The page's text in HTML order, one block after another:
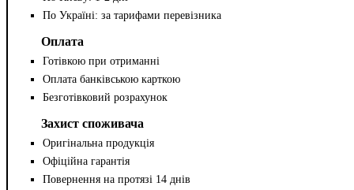
По Україні: за тарифами перевізника
Оплата
Готівкою при отриманні
Оплата банківською карткою
Безготівковий розрахунок
Захист споживача
Оригінальна продукція
Офіційна гарантія
Повернення на протязі 14 днів